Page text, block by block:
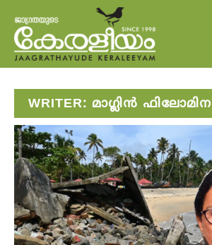
WRITER: മാ​ഗ്ലിൻ ഫിലോമിന